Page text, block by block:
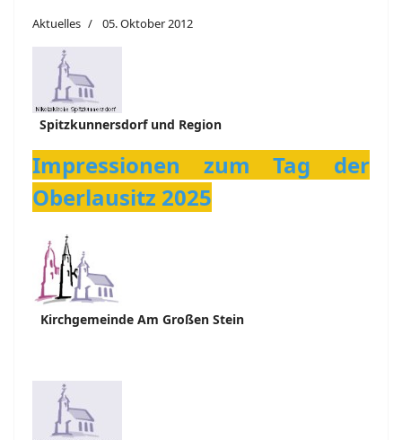
Aktuelles 05. Oktober 2012
Spitzkunnersdorf und Region
Impressionen zum Tag der
Oberlausitz 2025
Kirchgemeinde Am Großen Stein